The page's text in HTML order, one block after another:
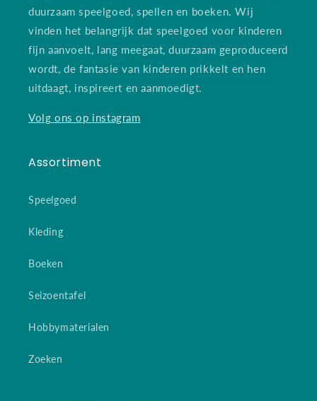
duurzaam speelgoed, spellen en boeken. Wij
vinden het belangrijk dat speelgoed voor kinderen
fijn aanvoelt, lang meegaat, duurzaam geproduceerd
wordt, de fantasie van kinderen prikkelt en hen
uitdaagt, inspireert en aanmoedigt.
Volg ons op instagram
Assortiment
Speelgoed
Kleding
Boeken
Seizoentafel
Hobbymaterialen
Zoeken